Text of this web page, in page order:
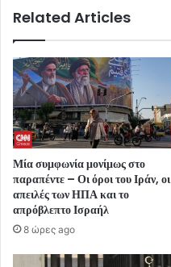
Related Articles
Μία συμφωνία μονίμως στο
παραπέντε – Οι όροι του Ιράν, οι
απειλές των ΗΠΑ και το
απρόβλεπτο Ισραήλ
8 ώρες ago